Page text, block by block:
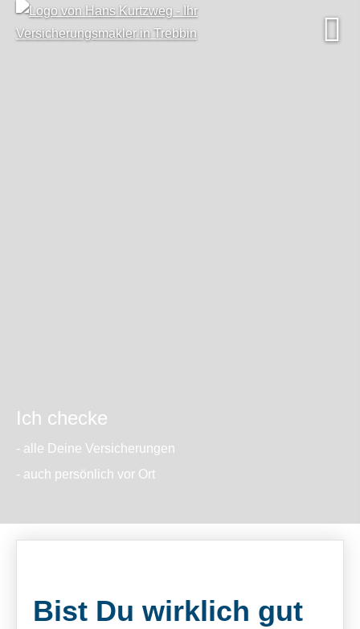
Ich checke
- alle Deine Versicherungen
- auch persönlich vor Ort
Bist Du wirklich gut